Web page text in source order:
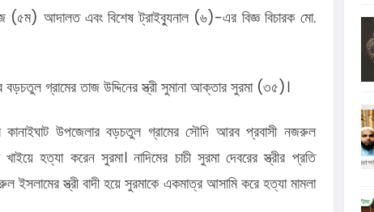
(৫ম) আদালত এবং বিশেষ ট্রাইব্যুনাল (৬)-এর বিজ্ঞ বিচারক মো.
গ্রামের তাজ উদ্দিনের স্ত্রী সুমানা আক্তার সুরমা (৩৫)।
উপজেলার বড়চতুল গ্রামের সৌদি আরব প্রবাসী নজরুল
হত্যা করেন সুরমা। নাদিমের চাচী সুরমা দেবরের স্ত্রীর প্রতি
ইসলামের স্ত্রী বাদী হয়ে সুরমাকে একমাত্র আসামি করে হত্যা মামলা